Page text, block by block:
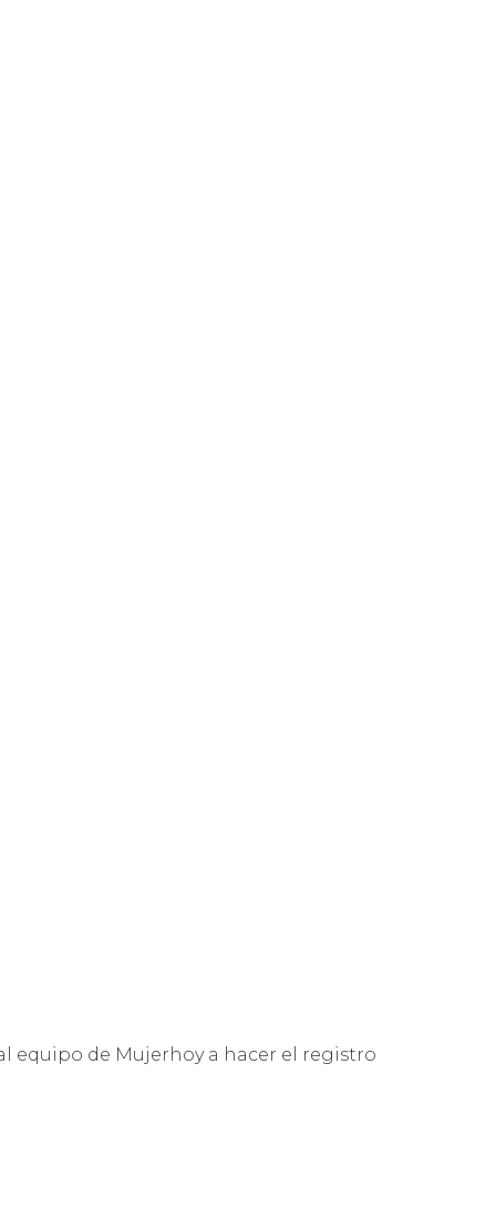
equipo de Mujerhoy a hacer el registro